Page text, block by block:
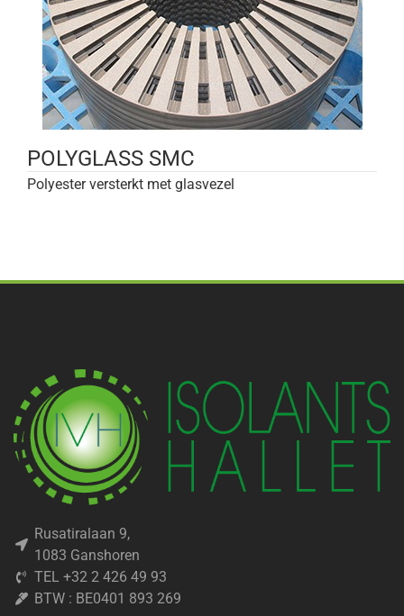
POLYGLASS SMC
Polyester versterkt met glasvezel
Rusatiralaan 9,
1083 Ganshoren
TEL +32 2 426 49 93
BTW : BE0401 893 269